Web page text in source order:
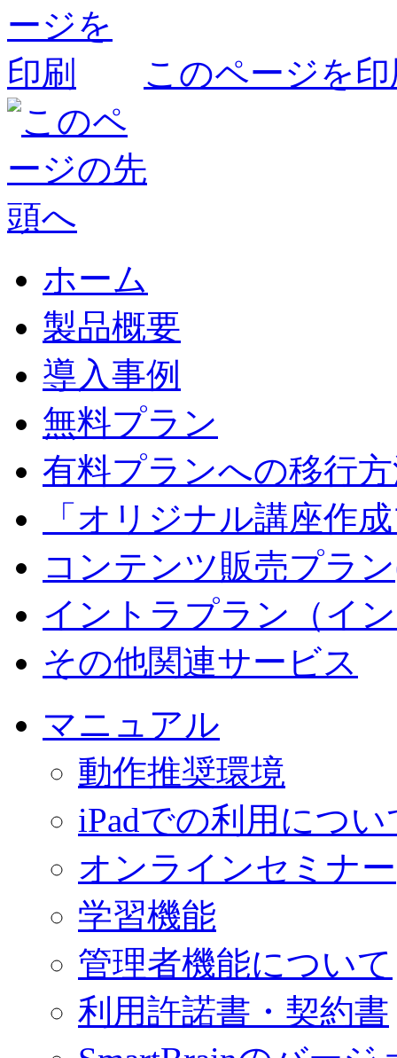
このページを
ホーム
製品概要
導入事例
無料プラン
有料プランへの移行
「オリジナル講座作
コンテンツ販売プラ
イントラプラン（イ
その他関連サービス
マニュアル
動作推奨環境
iPadでの利用につい
オンラインセミナー
学習機能
管理者機能について
利用許諾書・契約書